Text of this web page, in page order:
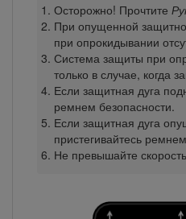
Осторожно! Прочтите
При опущенной
при опрокидывании
Система защиты при
только в случае, когда
Если защитная дуга
ремнем безопасности.
Если защитная дуга
пристегивайтесь
Не превышайте